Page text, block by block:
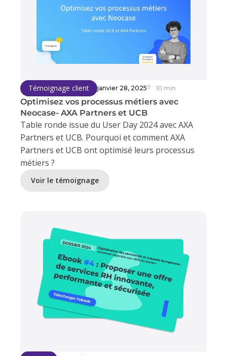
Témoignage client janvier 28, 2025 10 min
Optimisez vos processus métiers avec
Neocase- AXA Partners et UCB
Table ronde issue du User Day 2024 avec AXA
Partners et UCB. Pourquoi et comment AXA
Partners et UCB ont optimisé leurs processus
métiers ?
Voir le témoignage